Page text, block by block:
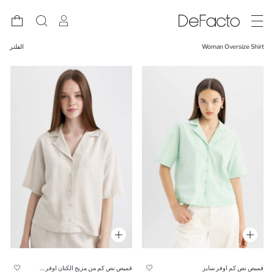
Woman Oversize Shirt الفلتر
قميص نص كم اوفر سايز